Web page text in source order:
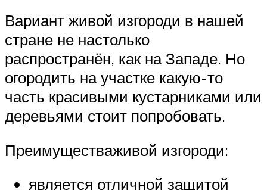
Вариант живой изгороди в нашей
стране не настолько
распространён, как на Западе. Но
огородить на участке какую-то
часть красивыми кустарниками или
деревьями стоит попробовать.
Преимуществаживой изгороди:
является отличной защитой